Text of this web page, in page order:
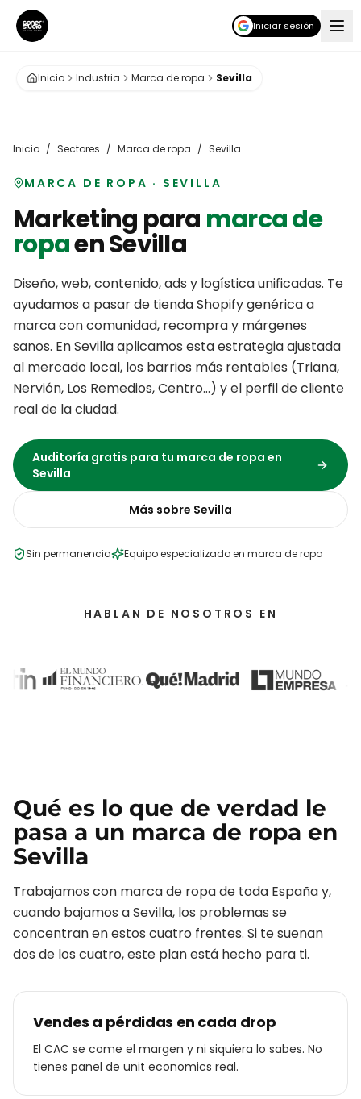
Iniciar sesión
Inicio Industria Marca de ropa Sevilla
Inicio / Sectores / Marca de ropa / Sevilla
MARCA DE ROPA · SEVILLA
Marketing para marca de
ropaenSevilla
Diseño, web, contenido, ads y logística unificadas. Te
ayudamos a pasar de tienda Shopify genérica a
marca con comunidad, recompra y márgenes
sanos. EnSevillaaplicamos esta estrategia ajustada
al mercado local, los barrios más rentables (Triana,
Nervión, Los Remedios, Centro…) y el perfil de cliente
real de la ciudad.
Auditoría gratis para tu marca de ropa en
Sevilla
Más sobre Sevilla
Sin permanencia Equipo especializado en marca de ropa
HABLAN DE NOSOTROS EN
Qué es lo que de verdad le
pasa a un marca de ropa en
Sevilla
Trabajamos con marca de ropade toda España y,
cuando bajamos aSevilla, los problemas se
concentran en estos cuatro frentes. Si te suenan
dos de los cuatro, este plan está hecho para ti.
Vendes a pérdidas en cada drop
El CAC se come el margen y ni siquiera lo sabes. No
tienes panel de unit economics real.